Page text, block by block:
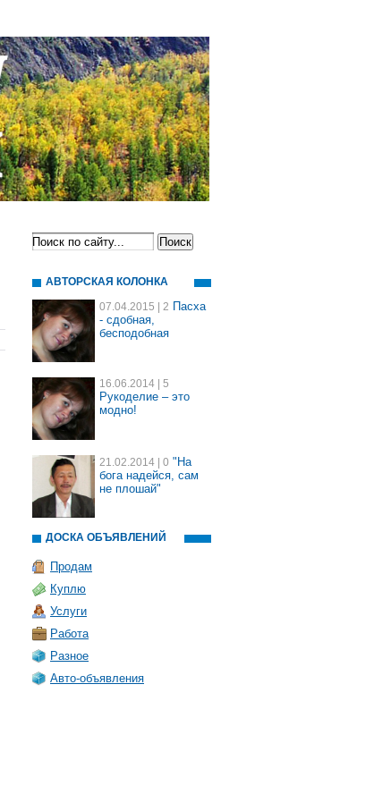
АВТОРСКАЯ КОЛОНКА
07.04.2015 | 2 Пасха
- сдобная,
бесподобная
16.06.2014 | 5
Рукоделие – это
модно!
21.02.2014 | 0 "На
бога надейся, сам
не плошай"
ДОСКА ОБЪЯВЛЕНИЙ
Продам
Куплю
Услуги
Работа
Разное
Авто-объявления